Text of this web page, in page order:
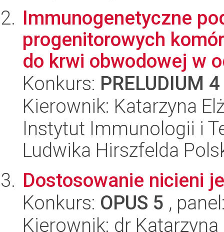
Immunogenetyczne
progenitorowych
do krwi obwodowej w
Konkurs: PRELUDIUM 4
Kierownik: Katarzyna
Instytut Immunologii i
Ludwika Hirszfelda
Dostosowanie nicieni
Konkurs: OPUS 5 ,
Kierownik: dr